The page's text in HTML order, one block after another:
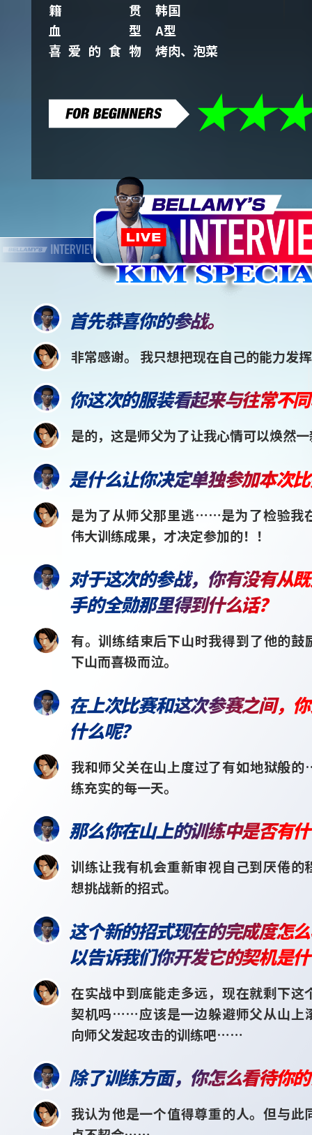
籍贯
韩国
血型
A型
喜爱的食物
烤肉、泡菜
首先恭喜你的参战。
非常感谢。 我只想把现在自己的能力发
你这次的服装看起来与往常不
是的，这是师父为了让我心情可以焕然
是什么让你决定单独参加本次
是为了从师父那里逃……是为了检验我
伟大训练成果，才决定参加的！！
对于这次的参战，你有没有从
手的全勋那里得到什么话？
有。训练结束后下山时我得到了他的
下山而喜极而泣。
在上次比赛和这次参赛之间，
什么呢？
我和师父关在山上度过了有如地狱般
练充实的每一天。
那么你在山上的训练中是否有
训练让我有机会重新审视自己到厌倦的
想挑战新的招式。
这个新的招式现在的完成度怎
以告诉我们你开发它的契机是
在实战中到底能走多远，现在就剩下这
契机吗……应该是一边躲避师父从山上
向师父发起攻击的训练吧……
除了训练方面，你怎么看待你
我认为他是一个值得尊重的人。但与此